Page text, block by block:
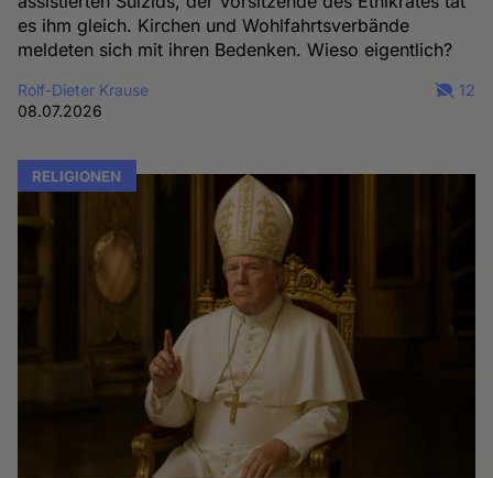
es ihm gleich. Kirchen und Wohlfahrtsverbände
meldeten sich mit ihren Bedenken. Wieso eigentlich?
Rolf-Dieter Krause
08.07.2026
12
RELIGIONEN